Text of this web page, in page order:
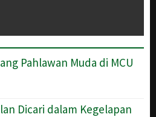
Pahlawan Muda di MCU
Dicari dalam Kegelapan